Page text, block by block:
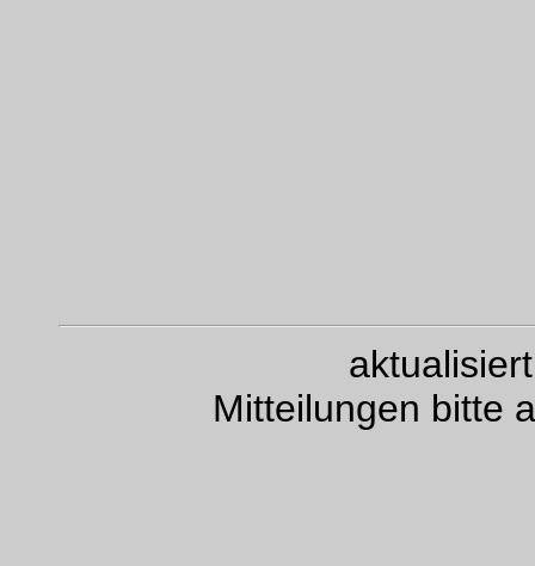
Mitteilungen bitte